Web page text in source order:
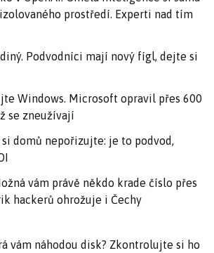
prostředí. Experti nad tím
Podvodníci mají nový fígl, dejte si
Windows. Microsoft opravil přes 600
se zneužívají
domů nepořizujte: je to podvod,
vám právě někdo krade číslo přes
hackerů ohrožuje i Čechy
vám náhodou disk? Zkontrolujte si ho